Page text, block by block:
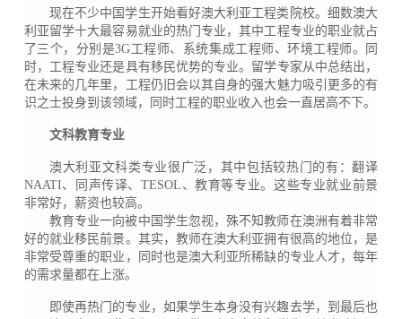
现在不少中国学生开始看好澳大利亚工程类院校。细数澳大
利亚留学十大最容易就业的热门专业，其中工程专业的职业就占
了三个，分别是3G工程师、系统集成工程师、环境工程师。同
时，工程专业还是具有移民优势的专业。留学专家从中总结出，
在未来的几年里，工程仍旧会以其自身的强大魅力吸引更多的有
识之士投身到该领域，同时工程的职业收入也会一直居高不下。
文科教育专业
澳大利亚文科类专业很广泛，其中包括较热门的有：翻译
NAATI、同声传译、TESOL、教育等专业。这些专业就业前景
非常好，薪资也较高。
教育专业一向被中国学生忽视，殊不知教师在澳洲有着非常
好的就业移民前景。其实，教师在澳大利亚拥有很高的地位，是
非常受尊重的职业，同时也是澳大利亚所稀缺的专业人才，每年
的需求量都在上涨。
即使再热门的专业，如果学生本身没有兴趣去学，到最后也